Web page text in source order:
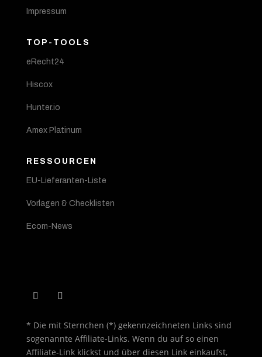
Impressum
TOP-TOOLS
eRecht24
Hiscox
Hunter.io
Amex Platinum
RESSOURCEN
EU-Lieferanten-Liste
Vorlagen & Checklisten
Ecom-News
* Die mit Sternchen (*) gekennzeichneten Links sind
sogenannte Affiliate-Links. Wenn du auf so einen
Affiliate-Link klickst und über diesen Link einkaufst,